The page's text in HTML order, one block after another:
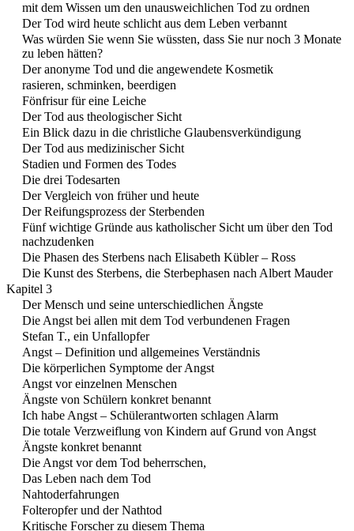
mit dem Wissen um den unausweichlichen Tod zu ordnen
Der Tod wird heute schlicht aus dem Leben verbannt
Was würden Sie wenn Sie wüssten, dass Sie nur noch 3 Monate
zu leben hätten?
Der anonyme Tod und die angewendete Kosmetik
rasieren, schminken, beerdigen
Fönfrisur für eine Leiche
Der Tod aus theologischer Sicht
Ein Blick dazu in die christliche Glaubensverkündigung
Der Tod aus medizinischer Sicht
Stadien und Formen des Todes
Die drei Todesarten
Der Vergleich von früher und heute
Der Reifungsprozess der Sterbenden
Fünf wichtige Gründe aus katholischer Sicht um über den Tod
nachzudenken
Die Phasen des Sterbens nach Elisabeth Kübler – Ross
Die Kunst des Sterbens, die Sterbephasen nach Albert Mauder
Kapitel 3
Der Mensch und seine unterschiedlichen Ängste
Die Angst bei allen mit dem Tod verbundenen Fragen
Stefan T., ein Unfallopfer
Angst – Definition und allgemeines Verständnis
Die körperlichen Symptome der Angst
Angst vor einzelnen Menschen
Ängste von Schülern konkret benannt
Ich habe Angst – Schülerantworten schlagen Alarm
Die totale Verzweiflung von Kindern auf Grund von Angst
Ängste konkret benannt
Die Angst vor dem Tod beherrschen,
Das Leben nach dem Tod
Nahtoderfahrungen
Folteropfer und der Nathtod
Kritische Forscher zu diesem Thema